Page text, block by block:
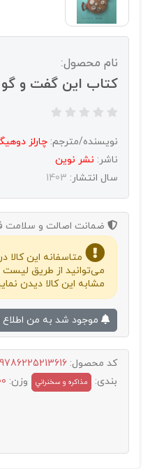
نام محصول:
کتاب این گفت و گو
نویسنده/مترجم: چارلز
ناشر: نشر نوين
سال انتشار: 1403
ضمانت اصالت و سلامت
متاسفانه این
می‌توانید از طریق
مشابه این کالا دیدن
کد محصول: 9786225213616
بندی:
مذاکره و سخنراني وزن: